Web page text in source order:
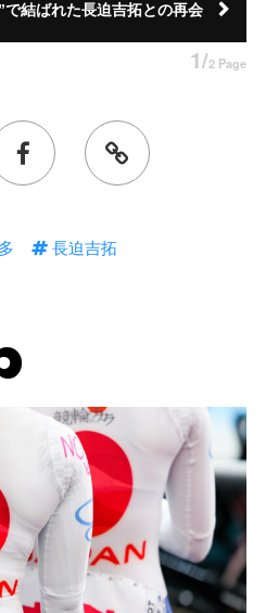
で結ばれた長迫吉拓との再会
1/2 Page
長迫吉拓